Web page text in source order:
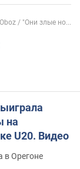
"Они злые но...
на
U20. Видео
в Орегоне